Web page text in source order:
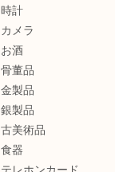
時計
カメラ
お酒
骨董品
金製品
銀製品
古美術品
食器
テレホンカード